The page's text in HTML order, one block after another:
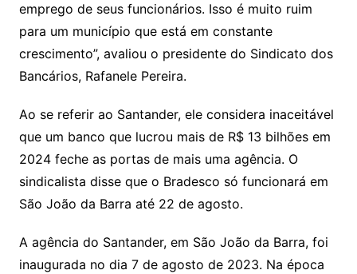
emprego de seus funcionários. Isso é muito ruim
para um município que está em constante
crescimento”, avaliou o presidente do Sindicato dos
Bancários, Rafanele Pereira.
Ao se referir ao Santander, ele considera inaceitável
que um banco que lucrou mais de R$ 13 bilhões em
2024 feche as portas de mais uma agência. O
sindicalista disse que o Bradesco só funcionará em
São João da Barra até 22 de agosto.
A agência do Santander, em São João da Barra, foi
inaugurada no dia 7 de agosto de 2023. Na época